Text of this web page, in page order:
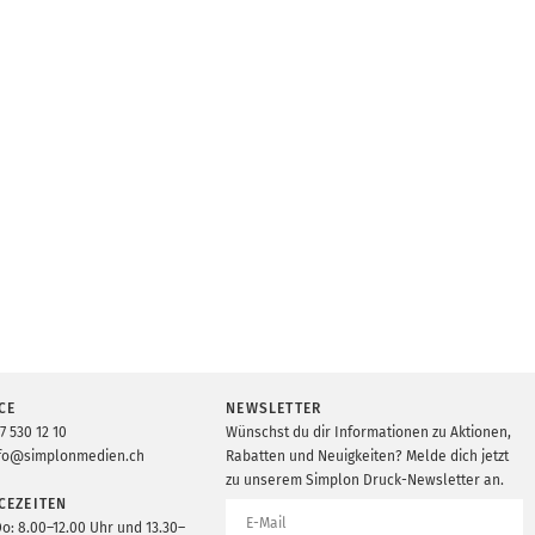
530 12 10
8.00–12.00 Uhr und 13.30–
NEWSLETTER
Wünschst du dir Informationen zu Aktionen,
Rabatten und Neuigkeiten? Melde dich jetzt
zu unserem Simplon Druck-Newsletter an.